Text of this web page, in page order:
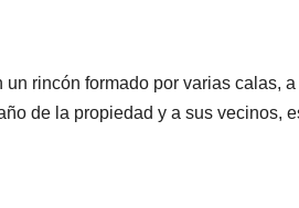
un rincón formado por varias calas,
de la propiedad y a sus vecinos,